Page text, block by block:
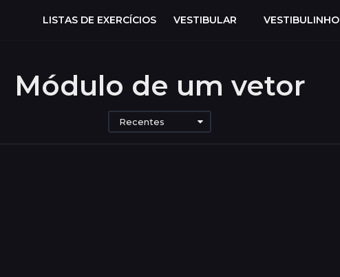
LISTAS DE EXERCÍCIOS VESTIBULAR VESTIBULINHO
Módulo de um vetor
Recentes